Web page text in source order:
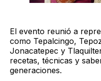
El evento reunió a
como Tepalcingo,
Jonacatepec y
recetas, técnicas y
generaciones.